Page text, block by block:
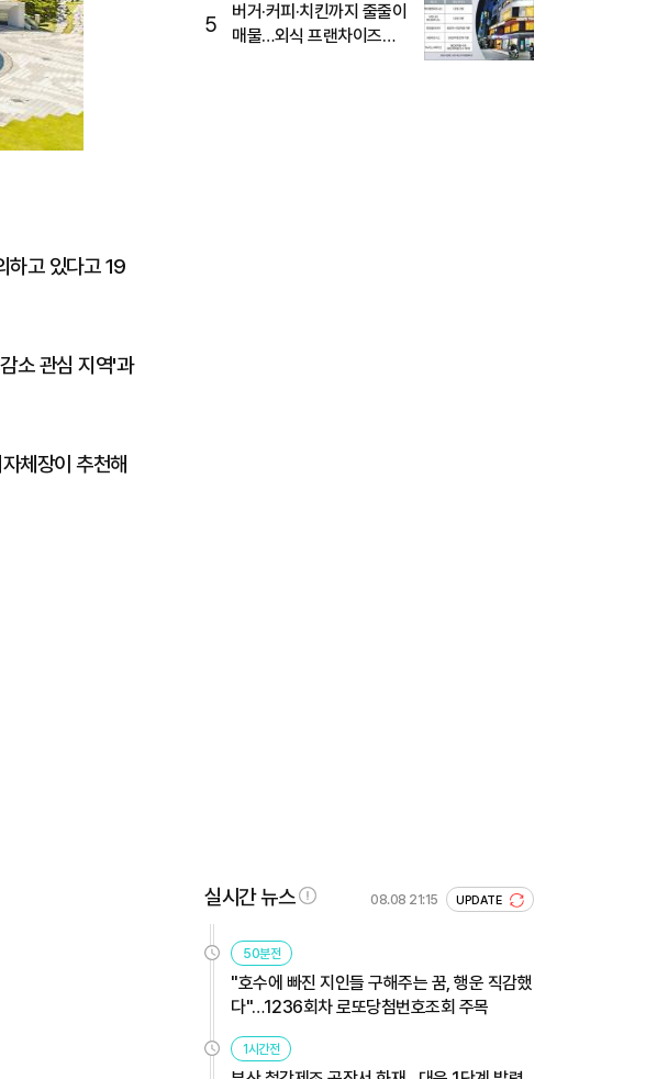
하고 있다고 19
소 관심 지역'과
체장이 추천해
5
버거·커피·치킨까지 줄줄이
매물…외식 프랜차이즈
실시간 뉴스 08.08 21:15 UPDATE
50분전
"호수에 빠진 지인들 구해주는 꿈, 행운 직감했
다"…1236회차 로또당첨번호조회 주목
1시간전